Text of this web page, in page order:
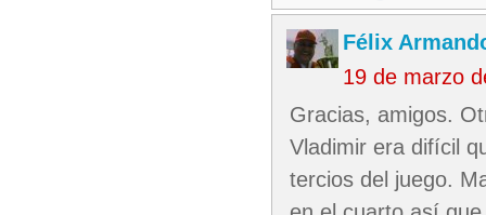
Félix
19 de marzo
Gracias, amigos.
Vladimir era difícil
tercios del juego.